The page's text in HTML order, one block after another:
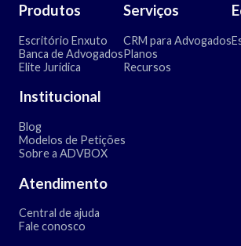
Produtos
Escritório Enxuto
Banca de Advogados
Elite Jurídica
Serviços
CRM para Advogados
Planos
Recursos
Institucional
Blog
Modelos de Petições
Sobre a ADVBOX
Atendimento
Central de ajuda
Fale conosco